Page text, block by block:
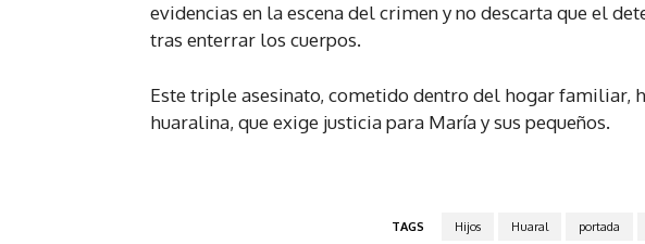
evidencias en la escena del crimen y no descarta que el
tras enterrar los cuerpos.
Este triple asesinato, cometido dentro del hogar familiar,
huaralina, que exige justicia para María y sus pequeños.
TAGS Hijos Huaral portada